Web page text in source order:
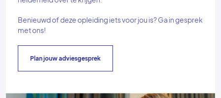
Benieuwd of deze opleiding iets voor jou is? Ga in gesprek
met ons!
Plan jouw adviesgesprek